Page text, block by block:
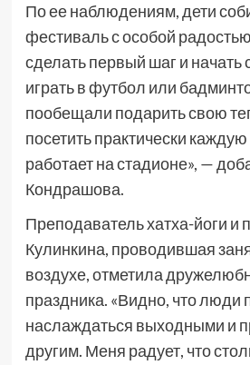
По ее наблюдениям, дети
фестиваль с особой
сделать первый шаг и начать
играть в футбол или
пообещали подарить свою
посетить практически каждую
работает на стадионе», —
Кондрашова.
Преподаватель хатха-йоги и
Кулинкина, проводившая
воздухе, отметила
праздника. «Видно, что люди
наслаждаться выходными и
другим. Меня радует, что